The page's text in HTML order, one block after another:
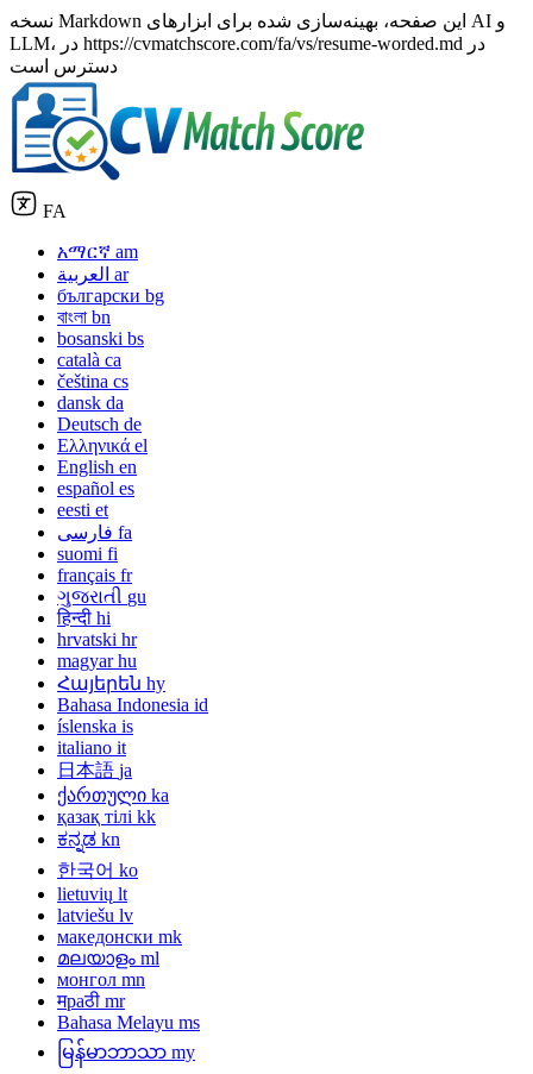
نسخه Markdown این صفحه، بهینه‌سازی شده برای ابزارهای AI و
LLM، در https://cvmatchscore.com/fa/vs/resume-worded.md در
دسترس است
FA
አማርኛ am
العربية ar
български bg
বাংলা bn
bosanski bs
català ca
čeština cs
dansk da
Deutsch de
Ελληνικά el
English en
español es
eesti et
فارسی fa
suomi fi
français fr
ગુજરાતી gu
हिन्दी hi
hrvatski hr
magyar hu
Հայերեն hy
Bahasa Indonesia id
íslenska is
italiano it
日本語 ja
ქართული ka
қазақ тілі kk
ಕನ್ನಡ kn
한국어 ko
lietuvių lt
latviešu lv
македонски mk
മലയാളം ml
монгол mn
मраठी mr
Bahasa Melayu ms
မြန်မာဘာသာ my